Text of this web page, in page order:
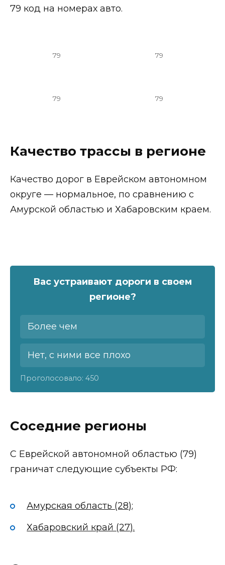
79 код на номерах авто.
79 79
79 79
Качество трассы в регионе
Качество дорог в Еврейском автономном
округе — нормальное, по сравнению с
Амурской областью и Хабаровским краем.
Вас устраивают дороги в своем
регионе?
Более чем
Нет, с ними все плохо
Проголосовало: 450
Соседние регионы
С Еврейской автономной областью (79)
граничат следующие субъекты РФ:
Амурская область (28);
Хабаровский край (27).